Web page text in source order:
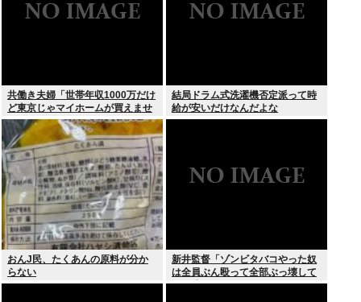
共働き夫婦「世帯年収1000万だけ
ど東京じゃマイホームが買えませ
ん 」
結局ドラム式洗濯機否定派って時
給が安いだけなんだよな
おんJ民、たくあんの原料が分か
らない
新井監督「ゾンビタバコやった奴
は全員ぶん殴って全部ぶっ壊して
から辞めたい」